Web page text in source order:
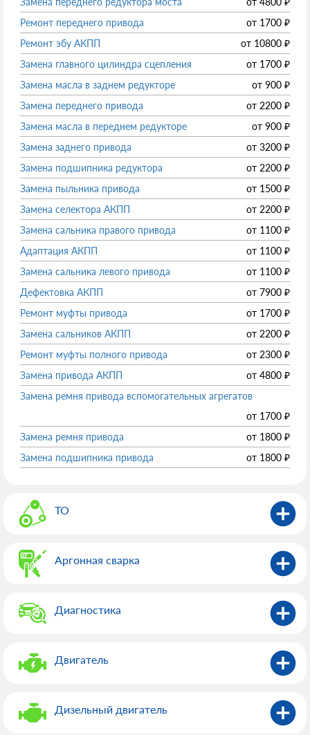
Ремонт переднего привода
от 1700 ₽
Ремонт эбу АКПП
от 10800 ₽
Замена главного цилиндра сцепления
от 1700 ₽
Замена масла в заднем редукторе
от 900 ₽
Замена переднего привода
от 2200 ₽
Замена масла в переднем редукторе
от 900 ₽
Замена заднего привода
от 3200 ₽
Замена подшипника редуктора
от 2200 ₽
Замена пыльника привода
от 1500 ₽
Замена селектора АКПП
от 2200 ₽
Замена сальника правого привода
от 1100 ₽
Адаптация АКПП
от 1100 ₽
Замена сальника левого привода
от 1100 ₽
Дефектовка АКПП
от 7900 ₽
Ремонт муфты привода
от 1700 ₽
Замена сальников АКПП
от 2200 ₽
Ремонт муфты полного привода
от 2300 ₽
Замена привода АКПП
от 4800 ₽
Замена ремня привода вспомогательных агрегатов
от 1700 ₽
Замена ремня привода
от 1800 ₽
Замена подшипника привода
от 1800 ₽
ТО
Аргонная сварка
Диагностика
Двигатель
Дизельный двигатель